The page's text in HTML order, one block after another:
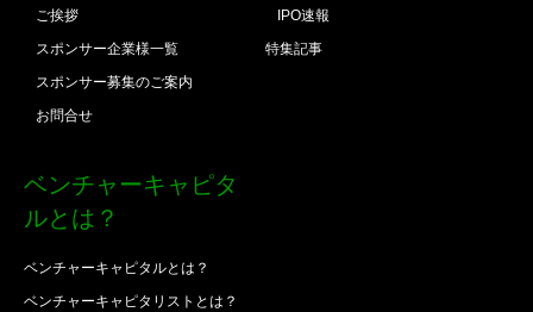
ご挨拶
スポンサー企業様一覧
スポンサー募集のご案内
お問合せ
IPO速報
特集記事
ベンチャーキャピタ
ルとは？
ベンチャーキャピタルとは？
ベンチャーキャピタリストとは？